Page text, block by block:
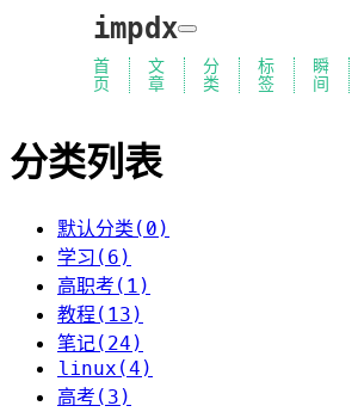
impdx
首
页
文
章
分
类
标
签
瞬
间
分类列表
默认分类(0)
学习(6)
高职考(1)
教程(13)
笔记(24)
linux(4)
高考(3)